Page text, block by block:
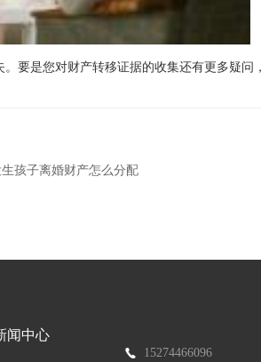
要是您对财产转移证据的收集还有更多疑问
孩子离婚财产怎么分配
闻中心
15274466096